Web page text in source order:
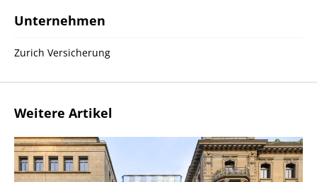
Unternehmen
Zurich Versicherung
Weitere Artikel